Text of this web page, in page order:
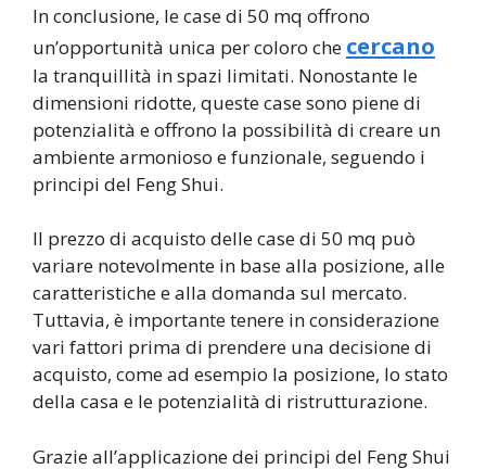
In conclusione, le case di 50 mq offrono
un’opportunità unica per coloro che cercano
la tranquillità in spazi limitati. Nonostante le
dimensioni ridotte, queste case sono piene di
potenzialità e offrono la possibilità di creare un
ambiente armonioso e funzionale, seguendo i
principi del Feng Shui.
Il prezzo di acquisto delle case di 50 mq può
variare notevolmente in base alla posizione, alle
caratteristiche e alla domanda sul mercato.
Tuttavia, è importante tenere in considerazione
vari fattori prima di prendere una decisione di
acquisto, come ad esempio la posizione, lo stato
della casa e le potenzialità di ristrutturazione.
Grazie all’applicazione dei principi del Feng Shui